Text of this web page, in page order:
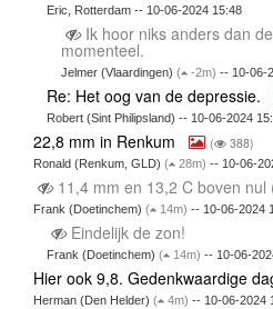
Eric, Rotterdam -- 10-06-2024 15:48
Ik hoor niks anders dan
momenteel.
Jelmer (Vlaardingen) ( -2m) -- 10-06-
Re: Het oog van de depressie.
Robert (Sint Philipsland) -- 10-06-2024
22,8 mm in Renkum ( 388)
Ronald (Renkum, GLD) ( 28m) -- 10-06-
11,4 mm en 13,2 C boven nul
Frank (Doetinchem) ( 14m) -- 10-06-2024
Eindelijk de zon!
Frank (Doetinchem)( 14m) -- 10-06-
Hier ook 9,8. Gedenkwaardige
Herman (Den Helder) ( 4m) -- 10-06-2024